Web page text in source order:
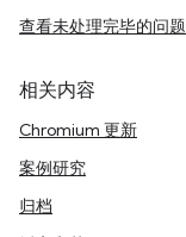
查看未处理完毕的问题
相关内容
Chromium 更新
案例研究
归档